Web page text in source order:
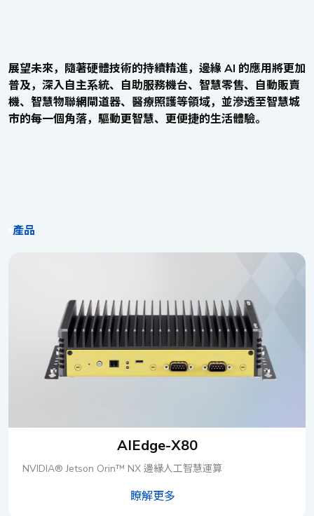
展望未來，隨著硬體技術的持續精進，邊緣 AI 的應用將更加
普及，深入自主系統、自助服務機台、智慧零售、自動販賣
機、智慧物聯網閘道器、醫療照護等領域，並滲透至智慧城
市的每一個角落，驅動更智慧、更便捷的生活體驗。
產品
AIEdge-X80-PoE
NVIDIA® Jetson Orin™ NX 邊緣人工智慧運算
瞭解更多